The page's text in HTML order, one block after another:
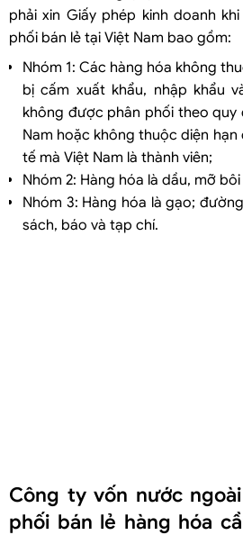
Hồ sơ cấp Giấy phép lập cơ sở bán lẻ
Trình tự cấp Giấy phép lập cơ sở bán lẻ
Hồ sơ xin cấp Giấy phép bán lẻ ngoài
Tỷ lệ sở hữu tối đa của nhà đầu tư
hiện phân phối bán lẻ là bao nhiêu?
phải xin Giấy phép kinh doanh
phối bán lẻ tại Việt Nam bao gồm:
Nhóm 1: Các hàng hóa không
bị cấm xuất khẩu, nhập khẩu
không được phân phối theo quy
Nam hoặc không thuộc diện
tế mà Việt Nam là thành viên;
Nhóm 2: Hàng hóa là dầu, mỡ
Nhóm 3: Hàng hóa là gạo;
sách, báo và tạp chí.
Công ty vốn nước
phối bán lẻ hàng hóa